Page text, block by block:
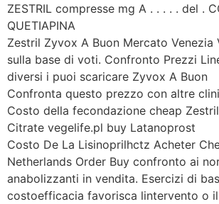
ZESTRIL compresse mg A . . . . . del .
QUETIAPINA
Zestril Zyvox A Buon Mercato Venezia
sulla base di voti. Confronto Prezzi
diversi i puoi scaricare Zyvox A Buon
Confronta questo prezzo con altre
Costo della fecondazione cheap
Citrate vegelife.pl buy Latanoprost
Costo De La Lisinoprilhctz Acheter
Netherlands Order Buy confronto ai
anabolizzanti in vendita. Esercizi di
costoefficacia favorisca lintervento o